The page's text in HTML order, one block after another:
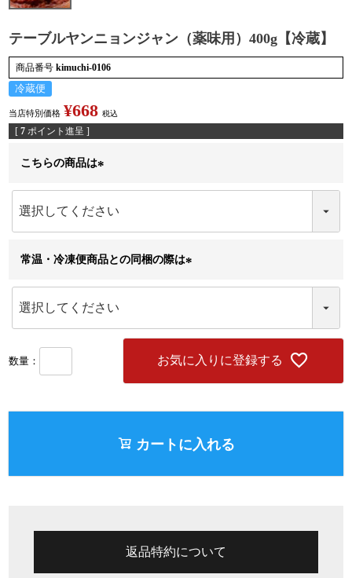
テーブルヤンニョンジャン（薬味用）400g【冷蔵】
商品番号 kimuchi-0106
冷蔵便
当店特別価格 ¥668 税込
[ 7 ポイント進呈 ]
こちらの商品は
須
)
常温・冷凍便商品との同梱の際は
)
お気に入りに登録する
カートに入れる
返品特約について